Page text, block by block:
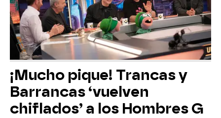
¡Mucho pique! Trancas y
Barrancas ‘vuelven
chiflados’ a los Hombres G